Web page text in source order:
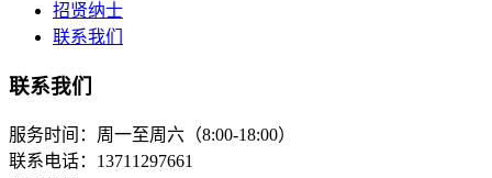
招贤纳士
联系我们
联系我们
服务时间：周一至周六（8:00-18:00）
联系电话：13711297661